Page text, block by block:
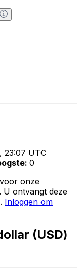
23:07 UTC
: 0
onze
U ontvangt deze
Inloggen om
(USD)